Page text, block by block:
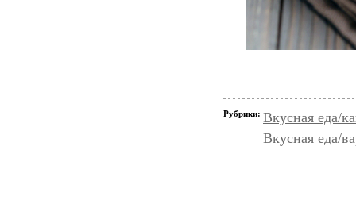
Рубрики: Вкусная еда/
Вкусная еда/